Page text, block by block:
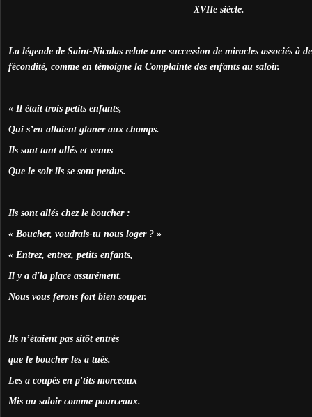
XVIIe siècle.
La légende de Saint-Nicolas relate une succession de miracles associés à
fécondité, comme en témoigne la Complainte des enfants au saloir.
« Il était trois petits enfants,
Qui s’en allaient glaner aux champs.
Ils sont tant allés et venus
Que le soir ils se sont perdus.
Ils sont allés chez le boucher :
« Boucher, voudrais-tu nous loger ? »
« Entrez, entrez, petits enfants,
Il y a d'la place assurément.
Nous vous ferons fort bien souper.
Ils n’étaient pas sitôt entrés
que le boucher les a tués.
Les a coupés en p'tits morceaux
Mis au saloir comme pourceaux.